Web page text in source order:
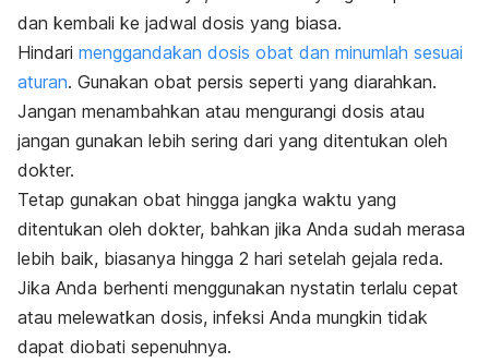
dan kembali ke jadwal dosis yang biasa.
Hindari menggandakan dosis obat dan minumlah sesuai
aturan. Gunakan obat persis seperti yang diarahkan.
Jangan menambahkan atau mengurangi dosis atau
jangan gunakan lebih sering dari yang ditentukan oleh
dokter.
Tetap gunakan obat hingga jangka waktu yang
ditentukan oleh dokter, bahkan jika Anda sudah merasa
lebih baik, biasanya hingga 2 hari setelah gejala reda.
Jika Anda berhenti menggunakan nystatin terlalu cepat
atau melewatkan dosis, infeksi Anda mungkin tidak
dapat diobati sepenuhnya.